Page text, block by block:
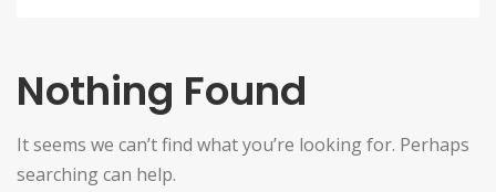
Nothing Found
It seems we can’t find what you’re looking for. Perhaps
searching can help.